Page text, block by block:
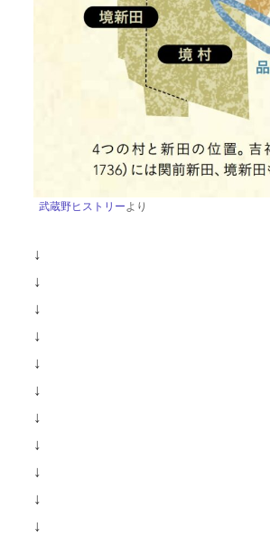
武蔵野ヒストリーより
↓
↓
↓
↓
↓
↓
↓
↓
↓
↓
↓